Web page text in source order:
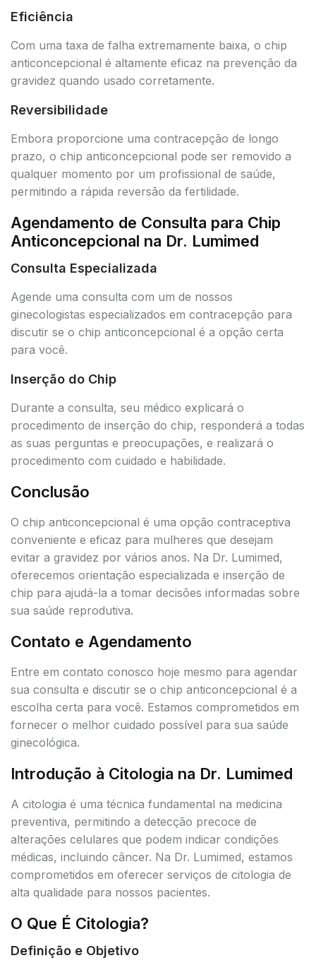
Eficiência
Com uma taxa de falha extremamente baixa, o chip
anticoncepcional é altamente eficaz na prevenção da
gravidez quando usado corretamente.
Reversibilidade
Embora proporcione uma contracepção de longo
prazo, o chip anticoncepcional pode ser removido a
qualquer momento por um profissional de saúde,
permitindo a rápida reversão da fertilidade.
Agendamento de Consulta para Chip
Anticoncepcional na Dr. Lumimed
Consulta Especializada
Agende uma consulta com um de nossos
ginecologistas especializados em contracepção para
discutir se o chip anticoncepcional é a opção certa
para você.
Inserção do Chip
Durante a consulta, seu médico explicará o
procedimento de inserção do chip, responderá a todas
as suas perguntas e preocupações, e realizará o
procedimento com cuidado e habilidade.
Conclusão
O chip anticoncepcional é uma opção contraceptiva
conveniente e eficaz para mulheres que desejam
evitar a gravidez por vários anos. Na Dr. Lumimed,
oferecemos orientação especializada e inserção de
chip para ajudá-la a tomar decisões informadas sobre
sua saúde reprodutiva.
Contato e Agendamento
Entre em contato conosco hoje mesmo para agendar
sua consulta e discutir se o chip anticoncepcional é a
escolha certa para você. Estamos comprometidos em
fornecer o melhor cuidado possível para sua saúde
ginecológica.
Introdução à Citologia na Dr. Lumimed
A citologia é uma técnica fundamental na medicina
preventiva, permitindo a detecção precoce de
alterações celulares que podem indicar condições
médicas, incluindo câncer. Na Dr. Lumimed, estamos
comprometidos em oferecer serviços de citologia de
alta qualidade para nossos pacientes.
O Que É Citologia?
Definição e Objetivo